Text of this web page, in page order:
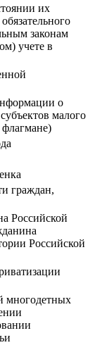
их
законам
учете в
о
малого
флагмане)
граждан,
Российской
Российской
многодетных